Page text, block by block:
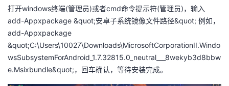
打开windows终端(管理员)或者cmd命令提示符(管理员)，输入
add-Appxpackage &quot;安卓子系统镜像文件路径&quot; 例如，
add-Appxpackage
&quot;C:\Users\10027\Downloads\MicrosoftCorporationII.Windo
wsSubsystemForAndroid_1.7.32815.0_neutral___8wekyb3d8bbw
e.Msixbundle&quot;，回车确认，等待安装完成。